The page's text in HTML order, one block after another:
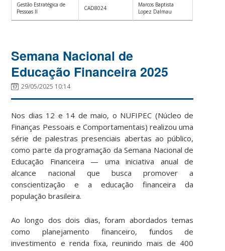
Gestão Estratégica de
Pessoas II
CAD8024
Marcos Baptista
Lopez Dalmau
Semana Nacional de
Educação Financeira 2025
29/05/2025 10:14
Nos dias 12 e 14 de maio, o NUFIPEC (Núcleo de
Finanças Pessoais e Comportamentais) realizou uma
série de palestras presenciais abertas ao público,
como parte da programação da Semana Nacional de
Educação Financeira — uma iniciativa anual de
alcance nacional que busca promover a
conscientização e a educação financeira da
população brasileira.
Ao longo dos dois dias, foram abordados temas
como planejamento financeiro, fundos de
investimento e renda fixa, reunindo mais de 400